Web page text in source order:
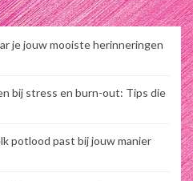
je jouw mooiste herinneringen
bij stress en burn-out: Tips die
potlood past bij jouw manier